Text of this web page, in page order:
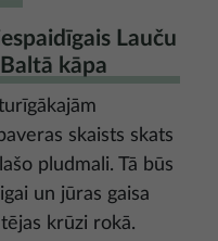
Lauču
kāpa
skaists skats
pludmali. Tā būs
un jūras gaisa
krūzi rokā.